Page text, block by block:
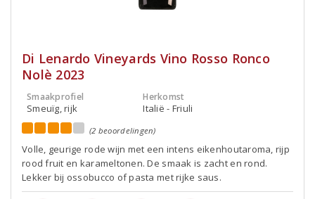
Di Lenardo Vineyards Vino Rosso Ronco
Nolè 2023
Smaakprofiel
Smeuïg, rijk
Herkomst
Italië - Friuli
(2 beoordelingen)
Volle, geurige rode wijn met een intens eikenhoutaroma, rijp
rood fruit en karameltonen. De smaak is zacht en rond.
Lekker bij ossobucco of pasta met rijke saus.